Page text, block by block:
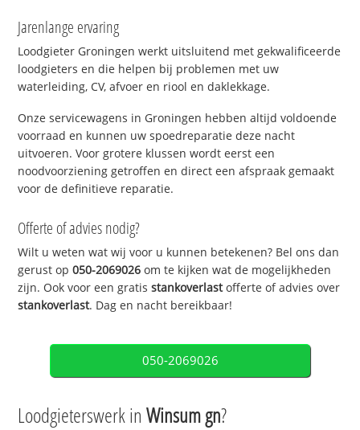
Jarenlange ervaring
Loodgieter Groningen werkt uitsluitend met gekwalificeerde
loodgieters en die helpen bij problemen met uw
waterleiding, CV, afvoer en riool en daklekkage.
Onze servicewagens in Groningen hebben altijd voldoende
voorraad en kunnen uw spoedreparatie deze nacht
uitvoeren. Voor grotere klussen wordt eerst een
noodvoorziening getroffen en direct een afspraak gemaakt
voor de definitieve reparatie.
Offerte of advies nodig?
Wilt u weten wat wij voor u kunnen betekenen? Bel ons dan
gerust op050-2069026 om te kijken wat de mogelijkheden
zijn. Ook voor een gratisstankoverlastofferte of advies over
stankoverlast. Dag en nacht bereikbaar!
050-2069026
Loodgieterswerk inWinsum gn?